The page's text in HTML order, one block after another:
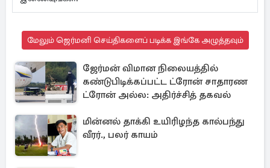
மேலும் ஜெர்மனி செய்திகளைப் படிக்க இங்கே அழுத்தவும்
ஜேர்மன் விமான நிலையத்தில்
கண்டுபிடிக்கப்பட்ட ட்ரோன் சாதாரண
ட்ரோன் அல்ல: அதிர்ச்சித் தகவல்
மின்னல் தாக்கி உயிரிழந்த கால்பந்து
வீரர்., பலர் காயம்